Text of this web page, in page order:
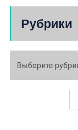
Рубрики